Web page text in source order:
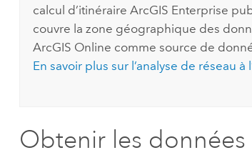
calcul d’itinéraire ArcGIS Enterprise
couvre la zone géographique des
ArcGIS Online comme source de
En savoir plus sur l’analyse de réseau à
Obtenir les données